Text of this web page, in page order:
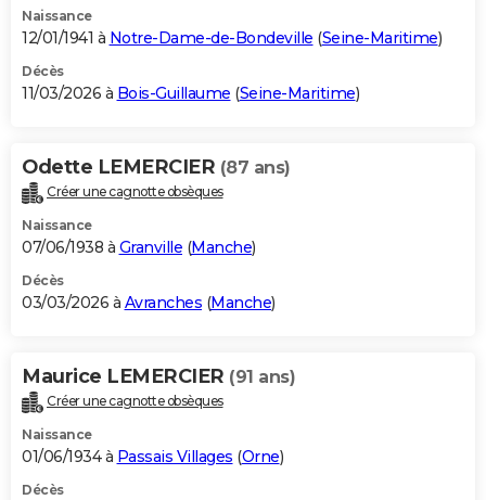
Naissance
12/01/1941 à Notre-Dame-de-Bondeville (Seine-Maritime)
Décès
11/03/2026 à Bois-Guillaume (Seine-Maritime)
Odette LEMERCIER (87 ans)
Créer une cagnotte obsèques
Naissance
07/06/1938 à Granville (Manche)
Décès
03/03/2026 à Avranches (Manche)
Maurice LEMERCIER (91 ans)
Créer une cagnotte obsèques
Naissance
01/06/1934 à Passais Villages (Orne)
Décès